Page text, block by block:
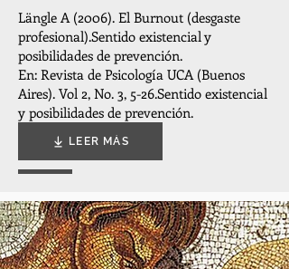
Längle A (2006). El Burnout (desgaste
profesional).Sentido existencial y
posibilidades de prevención.
En: Revista de Psicología UCA (Buenos
Aires). Vol 2, No. 3, 5-26.Sentido existencial
y posibilidades de prevención.
LEER MÁS